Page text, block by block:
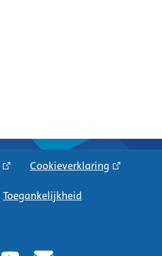
Cookieverklaring
Toegankelijkheid